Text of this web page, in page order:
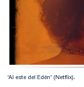
'Al este del Edén' (Netflix).